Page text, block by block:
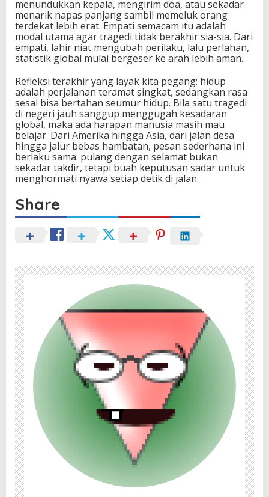
menundukkan kepala, mengirim doa, atau sekadar
menarik napas panjang sambil memeluk orang
terdekat lebih erat. Empati semacam itu adalah
modal utama agar tragedi tidak berakhir sia-sia. Dari
empati, lahir niat mengubah perilaku, lalu perlahan,
statistik global mulai bergeser ke arah lebih aman.
Refleksi terakhir yang layak kita pegang: hidup
adalah perjalanan teramat singkat, sedangkan rasa
sesal bisa bertahan seumur hidup. Bila satu tragedi
di negeri jauh sanggup menggugah kesadaran
global, maka ada harapan manusia masih mau
belajar. Dari Amerika hingga Asia, dari jalan desa
hingga jalur bebas hambatan, pesan sederhana ini
berlaku sama: pulang dengan selamat bukan
sekadar takdir, tetapi buah keputusan sadar untuk
menghormati nyawa setiap detik di jalan.
Share